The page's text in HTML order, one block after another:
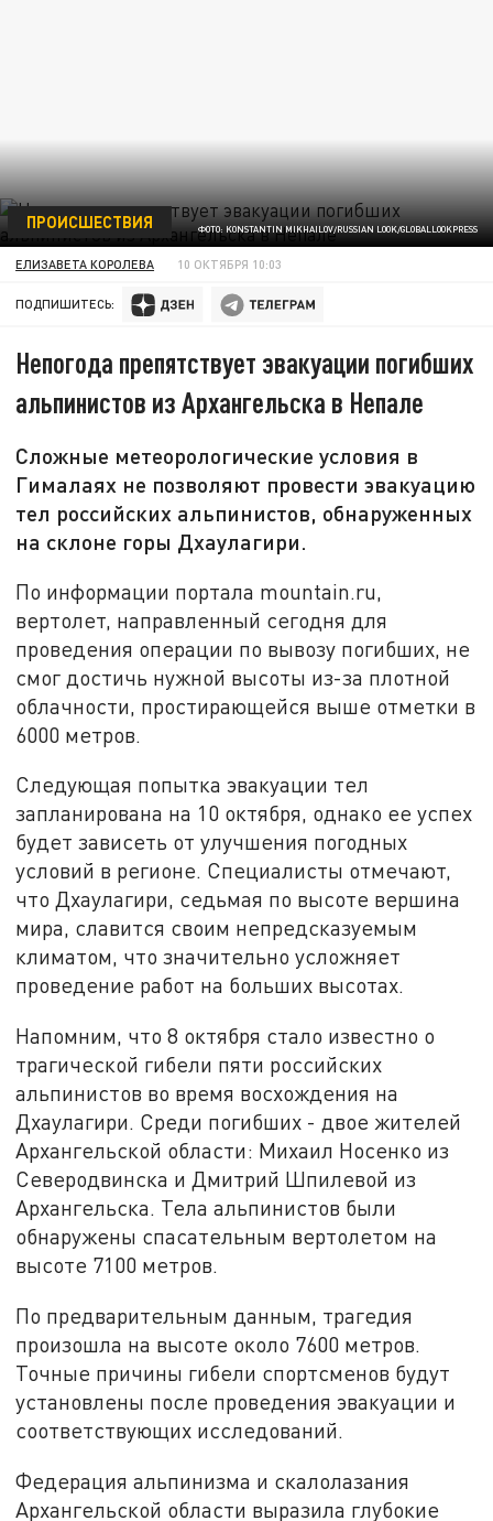
ФОТО: KONSTANTIN MIKHAILOV/RUSSIAN LOOK/GLOBALLOOKPRESS
ПРОИСШЕСТВИЯ
ЕЛИЗАВЕТА КОРОЛЕВА 10 ОКТЯБРЯ 10:03
ПОДПИШИТЕСЬ:
Непогода препятствует эвакуации погибших
альпинистов из Архангельска в Непале
Сложные метеорологические условия в
Гималаях не позволяют провести эвакуацию
тел российских альпинистов, обнаруженных
на склоне горы Дхаулагири.
По информации портала mountain.ru,
вертолет, направленный сегодня для
проведения операции по вывозу погибших, не
смог достичь нужной высоты из-за плотной
облачности, простирающейся выше отметки в
6000 метров.
Следующая попытка эвакуации тел
запланирована на 10 октября, однако ее успех
будет зависеть от улучшения погодных
условий в регионе. Специалисты отмечают,
что Дхаулагири, седьмая по высоте вершина
мира, славится своим непредсказуемым
климатом, что значительно усложняет
проведение работ на больших высотах.
Напомним, что 8 октября стало известно о
трагической гибели пяти российских
альпинистов во время восхождения на
Дхаулагири. Среди погибших - двое жителей
Архангельской области: Михаил Носенко из
Северодвинска и Дмитрий Шпилевой из
Архангельска. Тела альпинистов были
обнаружены спасательным вертолетом на
высоте 7100 метров.
По предварительным данным, трагедия
произошла на высоте около 7600 метров.
Точные причины гибели спортсменов будут
установлены после проведения эвакуации и
соответствующих исследований.
Федерация альпинизма и скалолазания
Архангельской области выразила глубокие